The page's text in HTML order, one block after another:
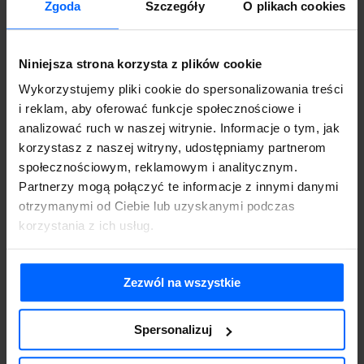
Zgoda Szczegóły O plikach cookies
Niniejsza strona korzysta z plików cookie
Wykorzystujemy pliki cookie do spersonalizowania treści
i reklam, aby oferować funkcje społecznościowe i
analizować ruch w naszej witrynie. Informacje o tym, jak
korzystasz z naszej witryny, udostępniamy partnerom
społecznościowym, reklamowym i analitycznym.
Partnerzy mogą połączyć te informacje z innymi danymi
otrzymanymi od Ciebie lub uzyskanymi podczas
korzystania z ich usług.
Zezwól na wszystkie
Spersonalizuj
indywidualnym 3h
Udział w szkoleniu grupowym
online 3h
299.00zł brutto